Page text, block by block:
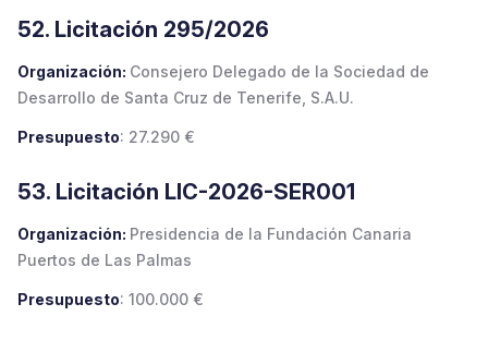
52. Licitación 295/2026
Organización: Consejero Delegado de la Sociedad de
Desarrollo de Santa Cruz de Tenerife, S.A.U.
Presupuesto: 27.290 €
53. Licitación LIC-2026-SER001
Organización: Presidencia de la Fundación Canaria
Puertos de Las Palmas
Presupuesto: 100.000 €